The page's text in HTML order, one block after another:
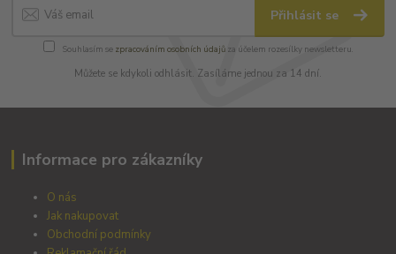
Přihlásit se
Souhlasím se zpracováním osobních údajůza účelem rozesílky newsletteru.
Můžete se kdykoli odhlásit. Zasíláme jednou za 14 dní.
Informace pro zákazníky
O nás
Jak nakupovat
Obchodní podmínky